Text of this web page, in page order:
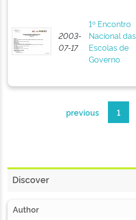
2003-
07-17
1º Encontro
Nacional das
Escolas de
Governo
previous 1
Discover
Author